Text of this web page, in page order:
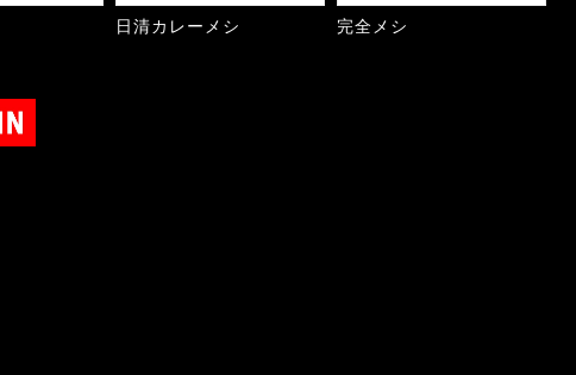
日清カレーメシ 完全メシ